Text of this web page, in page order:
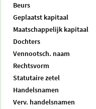
Beurs
Geplaatst kapitaal
Maatschappelijk kapitaal
Dochters
Vennootsch. naam
Rechtsvorm
Statutaire zetel
Handelsnamen
Verv. handelsnamen